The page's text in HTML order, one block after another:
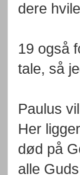
dere
19 også
tale, så
Paulus
Her
død på
alle